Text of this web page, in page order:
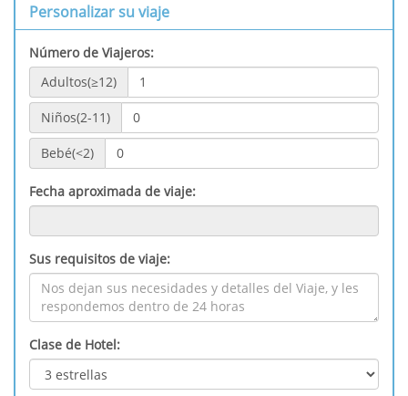
Personalizar su viaje
Número de Viajeros:
Adultos(≥12)
Niños(2-11)
Bebé(<2)
Fecha aproximada de viaje:
Sus requisitos de viaje:
Clase de Hotel: